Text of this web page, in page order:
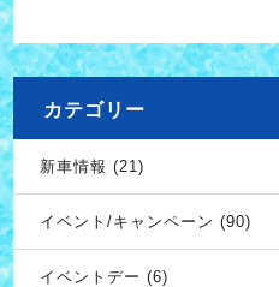
カテゴリー
新車情報 (21)
イベント/キャンペーン (90)
イベントデー (6)